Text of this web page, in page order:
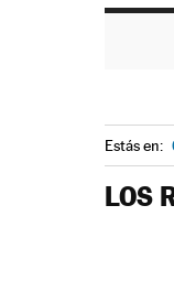
Estás en:
LOS